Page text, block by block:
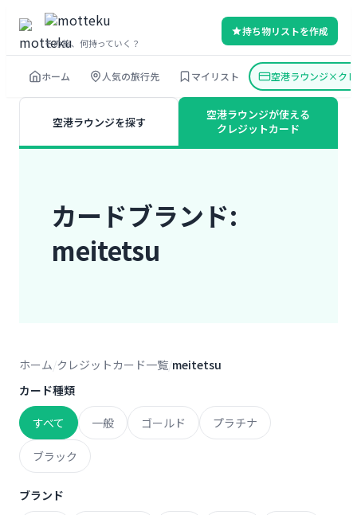
を
その旅、何持っていく？
持ち物リストを作成
ホーム 人気の旅行先 マイリスト 空港ラウンジ×ク
空港ラウンジを探す
空港ラウンジが使える
クレジットカード
カードブランド:
meitetsu
ホーム クレジットカード一覧 meitetsu
カード種類
すべて 一般 ゴールド プラチナ
ブラック
ブランド